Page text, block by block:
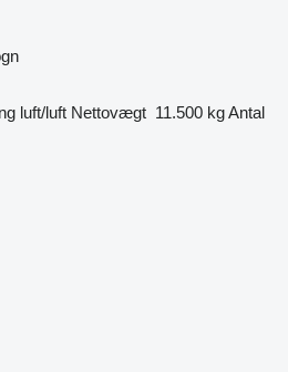
luft/luft Nettovægt 11.500 kgAntal